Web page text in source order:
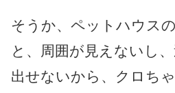
そうか、ペットハウス
と、周囲が見えないし
出せないから、クロち